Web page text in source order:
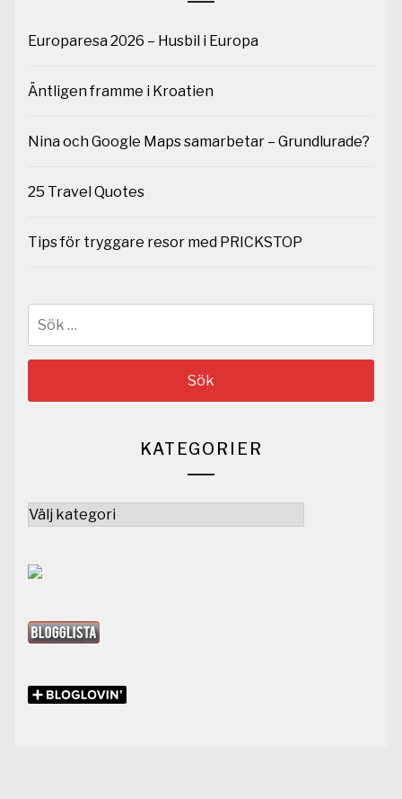
Europaresa 2026 – Husbil i Europa
Äntligen framme i Kroatien
Nina och Google Maps samarbetar – Grundlurade?
25 Travel Quotes
Tips för tryggare resor med PRICKSTOP
KATEGORIER
Kategorier